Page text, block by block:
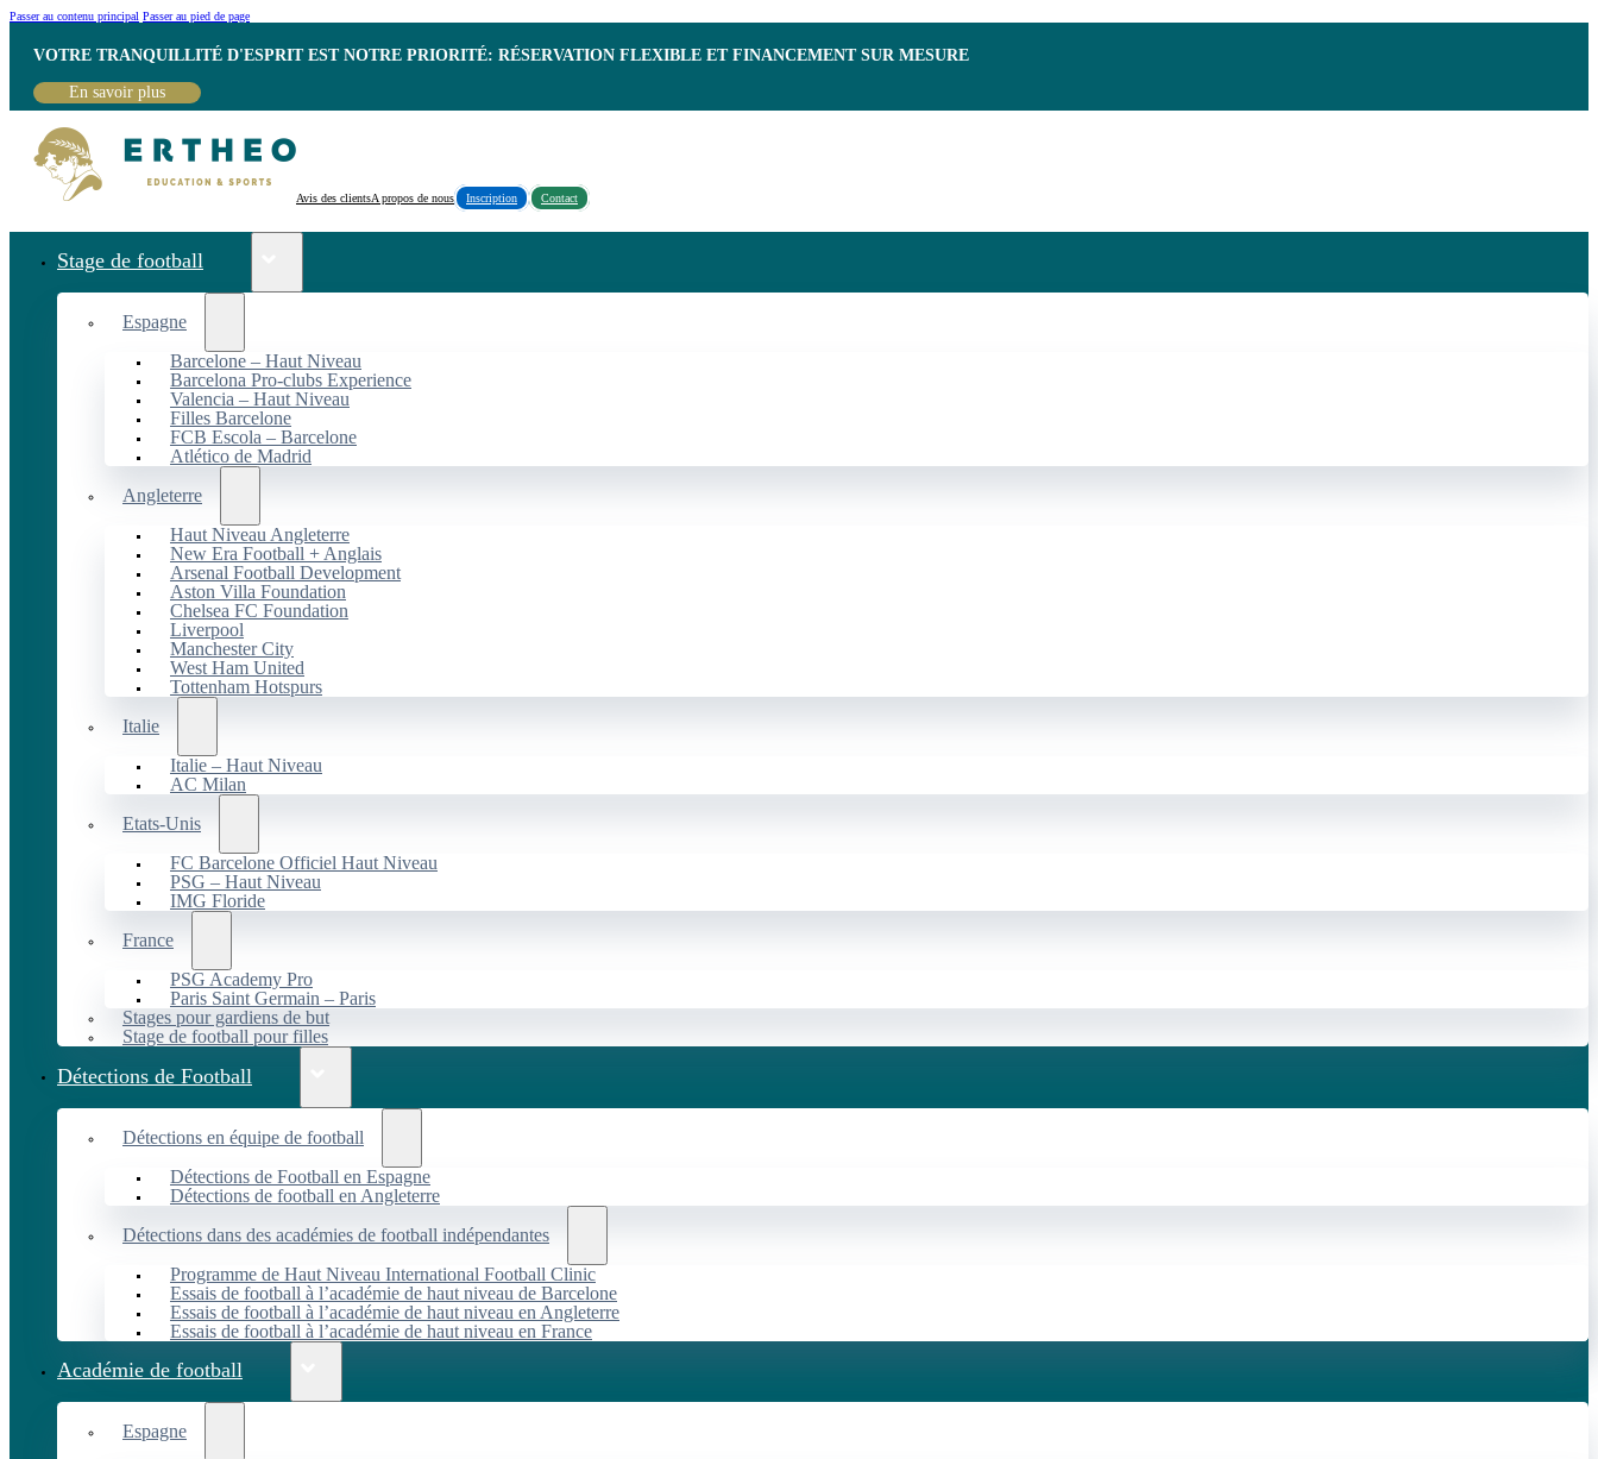
Passer au contenu principal Passer au pied de page
VOTRE TRANQUILLITÉ D'ESPRIT EST NOTRE PRIORITÉ: RÉSERVATION FLEXIBLE ET FINANCEMENT SUR MESURE
En savoir plus
Avis des clientsA propos de nous Inscription Contact
Stage de football
Espagne
Barcelone – Haut Niveau
Barcelona Pro-clubs Experience
Valencia – Haut Niveau
Filles Barcelone
FCB Escola – Barcelone
Atlético de Madrid
Angleterre
Haut Niveau Angleterre
New Era Football + Anglais
Arsenal Football Development
Aston Villa Foundation
Chelsea FC Foundation
Liverpool
Manchester City
West Ham United
Tottenham Hotspurs
Italie
Italie – Haut Niveau
AC Milan
Etats-Unis
FC Barcelone Officiel Haut Niveau
PSG – Haut Niveau
IMG Floride
France
PSG Academy Pro
Paris Saint Germain – Paris
Stages pour gardiens de but
Stage de football pour filles
Détections de Football
Détections en équipe de football
Détections de Football en Espagne
Détections de football en Angleterre
Détections dans des académies de football indépendantes
Programme de Haut Niveau International Football Clinic
Essais de football à l’académie de haut niveau de Barcelone
Essais de football à l’académie de haut niveau en Angleterre
Essais de football à l’académie de haut niveau en France
Académie de football
Espagne